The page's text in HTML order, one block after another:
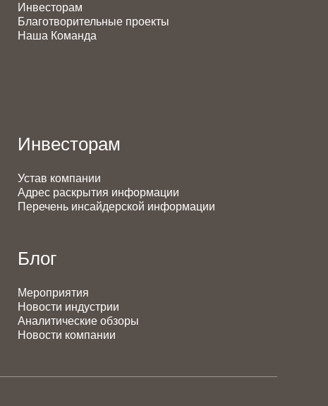
Инвесторам
Благотворительные проекты
Наша Команда
Инвесторам
Устав компании
Адрес раскрытия информации
Перечень инсайдерской информации
Блог
Мероприятия
Новости индустрии
Аналитические обзоры
Новости компании